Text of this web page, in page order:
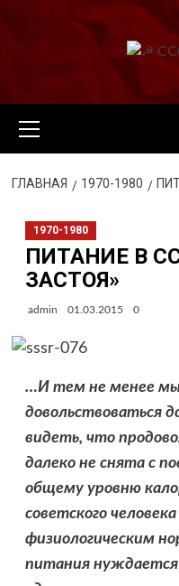
меню
ГЛАВНАЯ 1970-1980
1970-1980
ПИТАНИЕ В
ЗАСТОЯ»
admin 01.03.2015 0
…И тем не менее
довольствоваться
видеть, что
далеко не снята с
общему уровню
советского
физиологическим
питания